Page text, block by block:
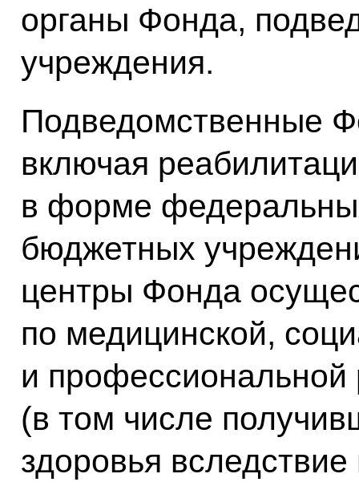
органы Фонда,
учреждения.
Подведомственные
включая
в форме
бюджетных
центры Фонда
по медицинской,
и профессиональной
(в том числе
здоровья